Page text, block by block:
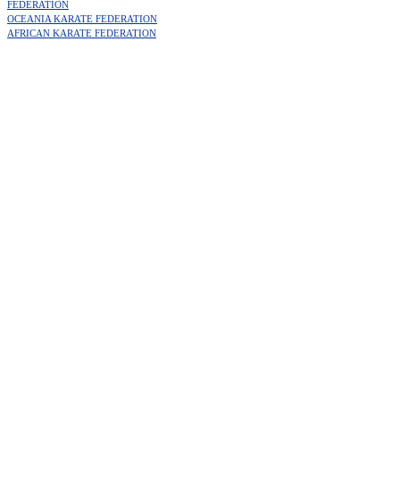
FEDERATION
OCEANIA KARATE FEDERATION
AFRICAN KARATE FEDERATION